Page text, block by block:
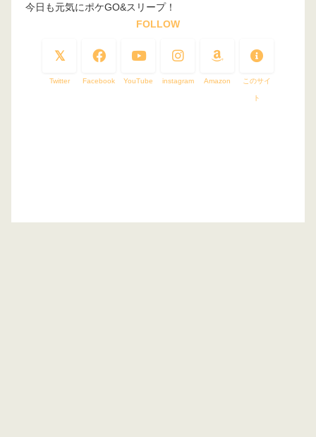
今日も元気にポケGO&スリープ！
FOLLOW
Twitter Facebook YouTube instagram Amazon このサイ
ト